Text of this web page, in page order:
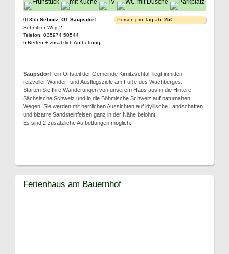
01855 Sebnitz, OT Saupsdorf
Sebnitzer Weg 2
Telefon: 035974 50544
6 Betten + zusätzlich Aufbettung
Person pro Tag ab: 25€
Saupsdorf , ein Ortsteil der Gemeinde Kirnitzschtal, liegt inmitten
reizvoller Wander- und Ausflugsziele am Fuße des Wachberges.
Starten Sie Ihre Wanderungen von unserem Haus aus in die Hintere
Sächsische Schweiz und in die Böhmische Schweiz auf naturnahen
Wegen. Sie werden mit herrlichen Aussichten auf idyllische Landschaften
und bizarre Sandsteinfelsen ganz in der Nähe belohnt.
Es sind 2 zusätzliche Aufbettungen möglich.
Ferienhaus am Bauernhof